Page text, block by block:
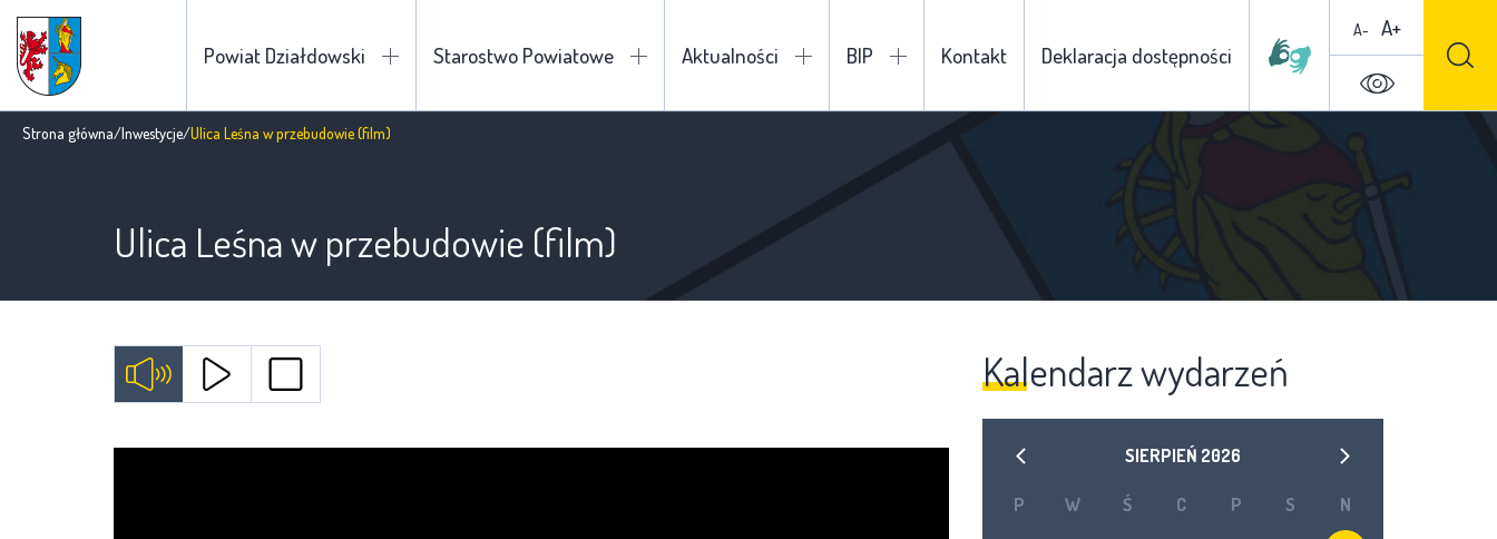
Powiat Działdowski Starostwo Powiatowe Aktualności BIP Kontakt Deklaracja dostępności
A- A+
Strona główna/Inwestycje/Ulica Leśna w przebudowie (film)
Ulica Leśna w przebudowie (film)
Kalendarz wydarzeń
SIERPIEŃ 2026
P W Ś C P S N